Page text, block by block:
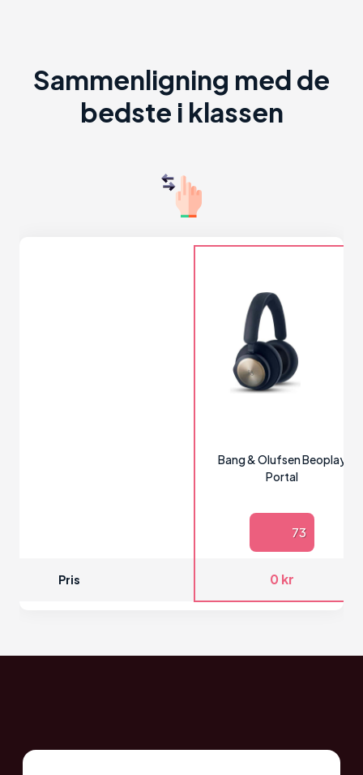
Sammenligning med de
bedste i klassen
Bang & Olufsen Beoplay
Portal
73
Pris 0 kr